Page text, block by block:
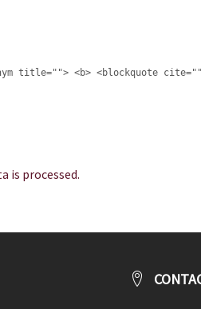
title=""> <b> <blockquote
is processed.